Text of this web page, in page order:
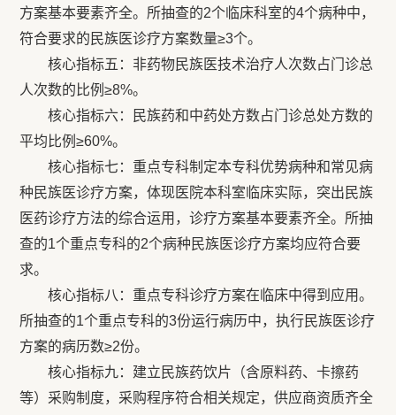
方案基本要素齐全。所抽查的2个临床科室的4个病种中，
符合要求的民族医诊疗方案数量≥3个。
核心指标五：非药物民族医技术治疗人次数占门诊总
人次数的比例≥8%。
核心指标六：民族药和中药处方数占门诊总处方数的
平均比例≥60%。
核心指标七：重点专科制定本专科优势病种和常见病
种民族医诊疗方案，体现医院本科室临床实际，突出民族
医药诊疗方法的综合运用，诊疗方案基本要素齐全。所抽
查的1个重点专科的2个病种民族医诊疗方案均应符合要
求。
核心指标八：重点专科诊疗方案在临床中得到应用。
所抽查的1个重点专科的3份运行病历中，执行民族医诊疗
方案的病历数≥2份。
核心指标九：建立民族药饮片（含原料药、卡擦药
等）采购制度，采购程序符合相关规定，供应商资质齐全